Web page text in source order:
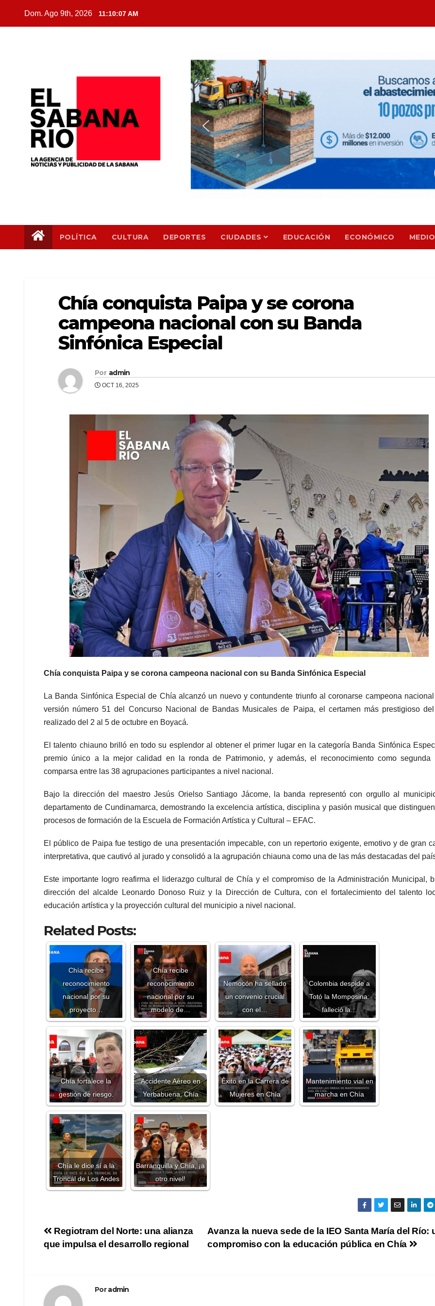
Dom. Ago 9th, 2026 11:10:09 AM
POLÍTICA CULTURA DEPORTES CIUDADES EDUCACIÓN ECONÓMICO
Chía conquista Paipa y se corona
campeona nacional con su Banda
Sinfónica Especial
Por admin
OCT 16, 2025
Chía conquista Paipa y se corona campeona nacional con su Banda Sinfónica Especial
La Banda Sinfónica Especial de Chía alcanzó un nuevo y contundente triunfo al coronarse campeona
versión número 51 del Concurso Nacional de Bandas Musicales de Paipa, el certamen más prestigioso
realizado del 2 al 5 de octubre en Boyacá.
El talento chiauno brilló en todo su esplendor al obtener el primer lugar en la categoría Banda Sinfónica
premio único a la mejor calidad en la ronda de Patrimonio, y además, el reconocimiento como segunda
comparsa entre las 38 agrupaciones participantes a nivel nacional.
Bajo la dirección del maestro Jesús Orielso Santiago Jácome, la banda representó con orgullo al
departamento de Cundinamarca, demostrando la excelencia artística, disciplina y pasión musical que
procesos de formación de la Escuela de Formación Artística y Cultural – EFAC.
El público de Paipa fue testigo de una presentación impecable, con un repertorio exigente, emotivo y de gran
interpretativa, que cautivó al jurado y consolidó a la agrupación chiauna como una de las más destacadas del
Este importante logro reafirma el liderazgo cultural de Chía y el compromiso de la Administración Municipal,
dirección del alcalde Leonardo Donoso Ruiz y la Dirección de Cultura, con el fortalecimiento del talento
educación artística y la proyección cultural del municipio a nivel nacional.
Related Posts:
Chía recibe
reconocimiento
nacional por su
proyecto…
Chía recibe
reconocimiento
nacional por su
modelo de…
Nemocón ha sellado
un convenio crucial
con el…
Colombia despide a
Totó la Momposina:
falleció la…
Chía fortalece la
gestión de riesgo.
Accidente Aéreo en
Yerbabuena, Chía
Éxito en la Carrera de
Mujeres en Chía
Mantenimiento vial en
marcha en Chía
Chía le dice sí a la
Troncal de Los Andes
Barranquilla y Chía, ¡a
otro nivel!
Avanza la nueva sede de la IEO Santa María del Río:
compromiso con la educación pública en Chía
Regiotram del Norte: una alianza
que impulsa el desarrollo regional
Poradmin